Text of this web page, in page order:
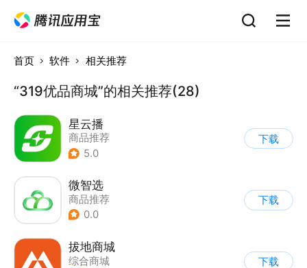
首页 软件 相关推荐
“319优品商城”的相关推荐(28)
星云播
商品推荐
5.0
下载
微智选
商品推荐
0.0
下载
拔地商城
综合商城
下载